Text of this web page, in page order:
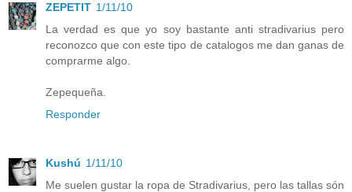
ZEPETIT 1/11/10
La verdad es que yo soy bastante anti stradivarius pero
reconozco que con este tipo de catalogos me dan ganas de
comprarme algo.
Zepequeña.
Responder
Kushú 1/11/10
Me suelen gustar la ropa de Stradivarius, pero las tallas són